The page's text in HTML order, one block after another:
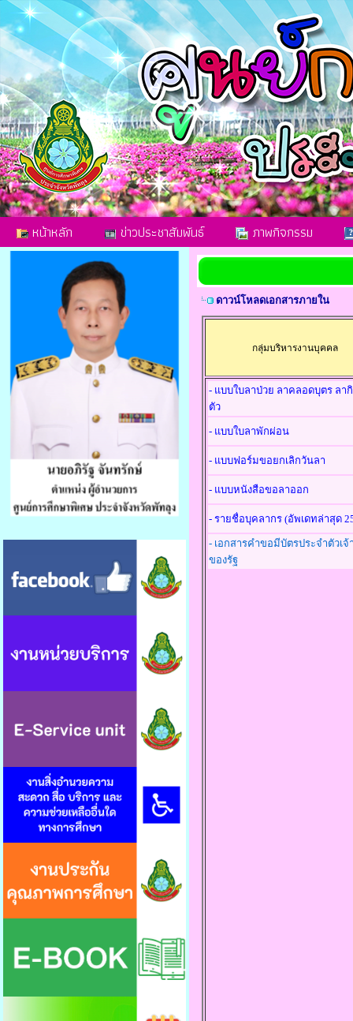
หน้าหลัก ข่าวประชาสัมพันธ์ ภาพกิจกรรม
ดาวน์โหลดเอกสารภายใน
กลุ่มบริหารงานบุคคล
- แบบใบลาป่วย ลาคลอดบุตร ลา
ตัว
- แบบใบลาพักผ่อน
- แบบฟอร์มขอยกเลิกวันลา
- แบบหนังสือขอลาออก
- รายชื่อบุคลากร (อัพเดทล่าสุด
- เอกสารคำขอมีบัตรประจำตัวเ
ของรัฐ